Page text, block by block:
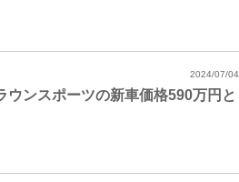
ウンスポーツの新車価格590万円と
2024/07/04